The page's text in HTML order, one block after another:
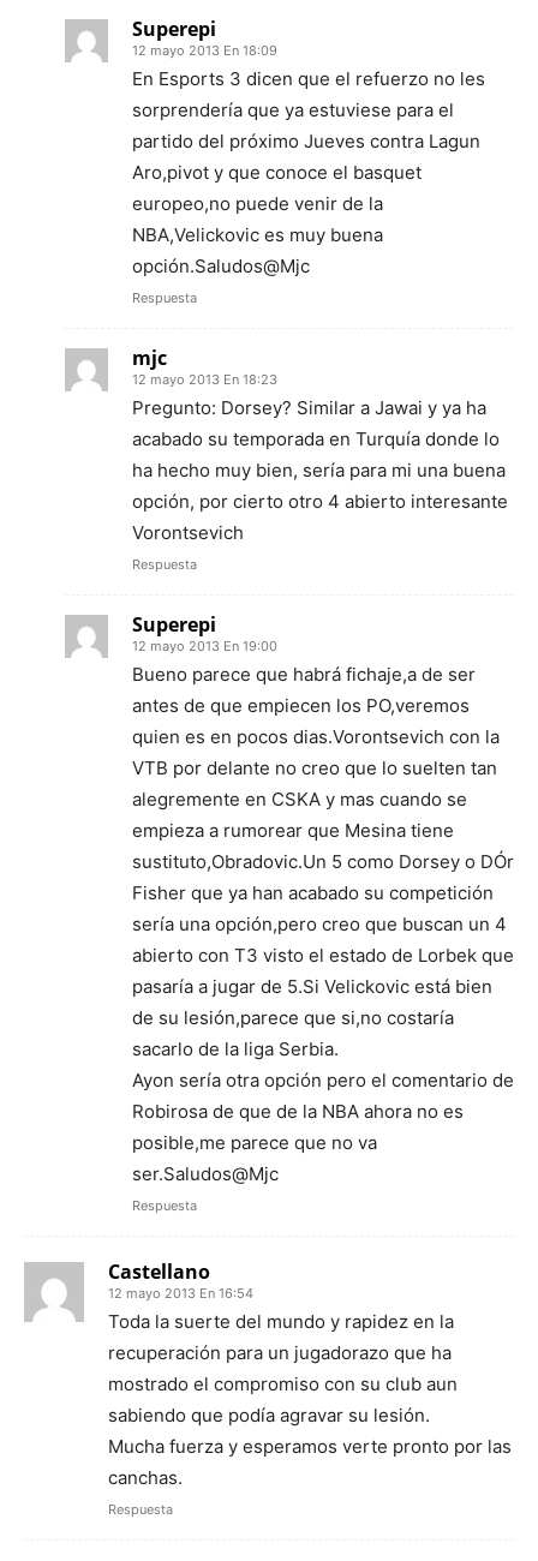
Superepi
12 mayo 2013 En 18:09
En Esports 3 dicen que el refuerzo no les
sorprendería que ya estuviese para el
partido del próximo Jueves contra Lagun
Aro,pivot y que conoce el basquet
europeo,no puede venir de la
NBA,Velickovic es muy buena
opción.Saludos@Mjc
Respuesta
mjc
12 mayo 2013 En 18:23
Pregunto: Dorsey? Similar a Jawai y ya ha
acabado su temporada en Turquía donde lo
ha hecho muy bien, sería para mi una buena
opción, por cierto otro 4 abierto interesante
Vorontsevich
Respuesta
Superepi
12 mayo 2013 En 19:00
Bueno parece que habrá fichaje,a de ser
antes de que empiecen los PO,veremos
quien es en pocos dias.Vorontsevich con la
VTB por delante no creo que lo suelten tan
alegremente en CSKA y mas cuando se
empieza a rumorear que Mesina tiene
sustituto,Obradovic.Un 5 como Dorsey o DÓr
Fisher que ya han acabado su competición
sería una opción,pero creo que buscan un 4
abierto con T3 visto el estado de Lorbek que
pasaría a jugar de 5.Si Velickovic está bien
de su lesión,parece que si,no costaría
sacarlo de la liga Serbia.
Ayon sería otra opción pero el comentario de
Robirosa de que de la NBA ahora no es
posible,me parece que no va
ser.Saludos@Mjc
Respuesta
Castellano
12 mayo 2013 En 16:54
Toda la suerte del mundo y rapidez en la
recuperación para un jugadorazo que ha
mostrado el compromiso con su club aun
sabiendo que podía agravar su lesión.
Mucha fuerza y esperamos verte pronto por las
canchas.
Respuesta